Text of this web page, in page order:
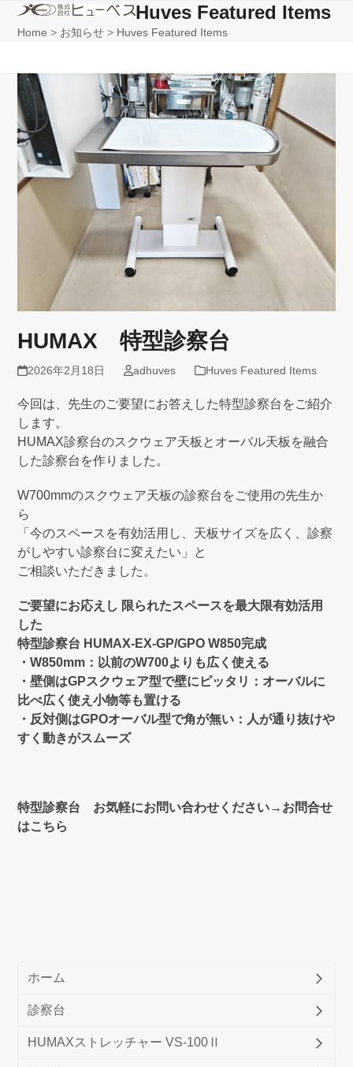
SkipOpen
mobile
Close
mobile
Huves Featured Items
Home > お知らせ > Huves Featured Items
HUMAX 特型診察台
2026年2月18日 adhuves Huves Featured Items
今回は、先生のご要望にお答えした特型診察台をご紹介
します。
HUMAX診察台のスクウェア天板とオーバル天板を融合
した診察台を作りました。
W700mmのスクウェア天板の診察台をご使用の先生か
ら
「今のスペースを有効活用し、天板サイズを広く、診察
がしやすい診察台に変えたい」と
ご相談いただきました。
ご要望にお応えし 限られたスペースを最大限有効活用
した
特型診察台 HUMAX-EX‐GP/GPO W850完成
・W850mm：以前のW700よりも広く使える
・壁側はGPスクウェア型で壁にピッタリ：オーバルに
比べ広く使え小物等も置ける
・反対側はGPOオーバル型で角が無い：人が通り抜けや
すく動きがスムーズ
特型診察台 お気軽にお問い合わせください→お問合せ
はこちら
ホーム
診察台
HUMAXストレッチャー VS-100Ⅱ